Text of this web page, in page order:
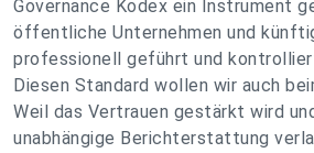
Governance Kodex ein Instrument
öffentliche Unternehmen und
professionell geführt und
Diesen Standard wollen wir auch
Weil das Vertrauen gestärkt wird
unabhängige Berichterstattung